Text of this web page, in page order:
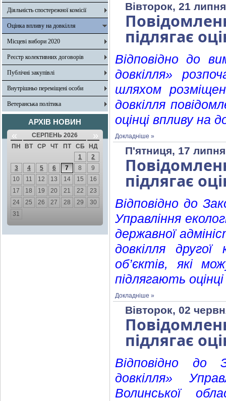
Діяльність спостережної комісії
Оцінка впливу на довкілля
Місцеві вибори 2020
Реєстр колективних договорів
Публічні закупівлі
Внутрішньо переміщені особи
Ветеранська політика
АРХІВ НОВИН
« СЕРПЕНЬ 2026 »
ПН ВТ СР ЧТ ПТ СБ
НД
1
2
3
4 5 6 7 8
9
10
11 12 13 14 15
16
17
18 19 20 21 22
23
24
25 26 27 28 29
30
31
Вівторок, 21
підлягає
Відповіднодо
довкілля»
шляхом
довкілля
оцінці впливу на
Докладніше »
П'ятниця, 17
підлягає
Відповідно до
Управління
державної
довкілля другої
об’єктів, які
підлягають
Докладніше »
Вівторок, 02
підлягає
Відповідно до
довкілля»
Волинської